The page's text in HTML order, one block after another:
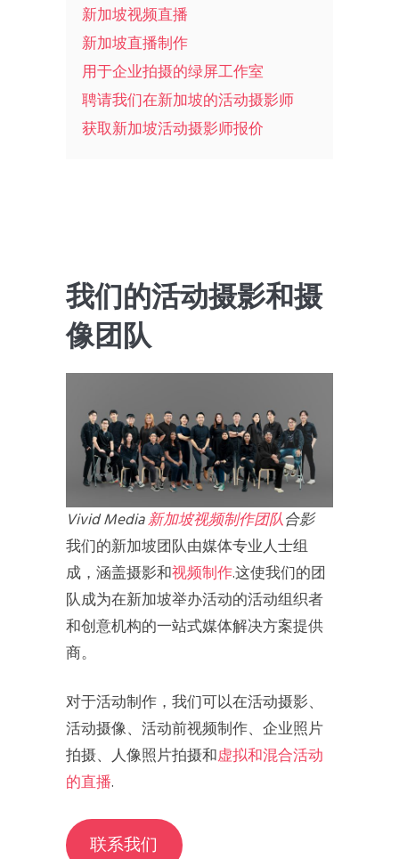
新加坡视频直播
新加坡直播制作
用于企业拍摄的绿屏工作室
聘请我们在新加坡的活动摄影师
获取新加坡活动摄影师报价
我们的活动摄影和摄
像团队
Vivid Media新加坡视频制作团队合影
我们的新加坡团队由媒体专业人士组
成，涵盖摄影和视频制作.这使我们的团
队成为在新加坡举办活动的活动组织者
和创意机构的一站式媒体解决方案提供
商。
对于活动制作，我们可以在活动摄影、
活动摄像、活动前视频制作、企业照片
拍摄、人像照片拍摄和虚拟和混合活动
的直播.
联系我们